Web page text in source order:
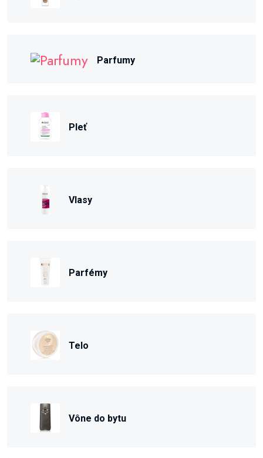
Parfumy
Pleť
Vlasy
Parfémy
Telo
Vône do bytu